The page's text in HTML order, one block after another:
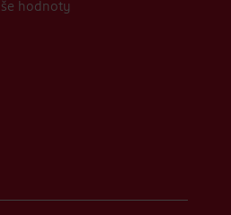
hodnoty